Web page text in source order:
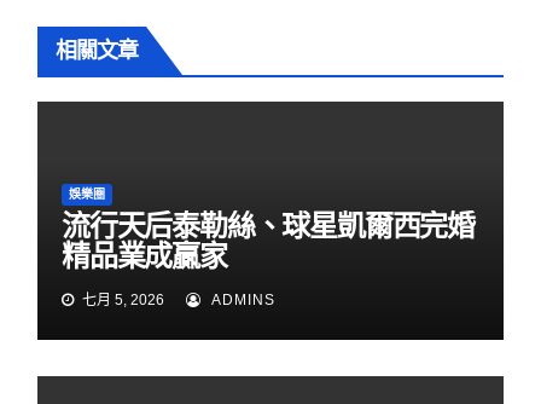
相關文章
娛樂圈
流行天后泰勒絲、球星凱爾西完婚
精品業成贏家
七月 5, 2026 ADMINS